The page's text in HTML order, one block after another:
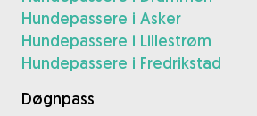
Hundepassere i Asker
Hundepassere i Lillestrøm
Hundepassere i Fredrikstad
Døgnpass